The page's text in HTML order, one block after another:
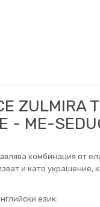
ZULMIRA
- ME-
комбинация от
и като украшение,
език: